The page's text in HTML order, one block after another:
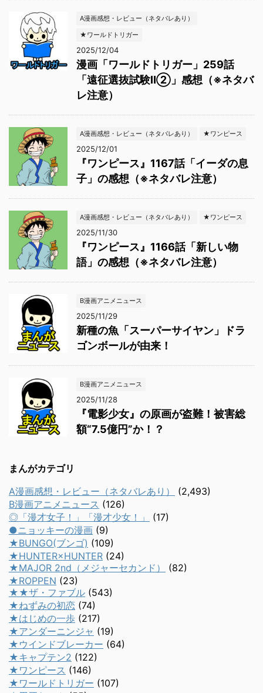
A漫画感想・レビュー（ネタバレあり）
★ワールドトリガー
2025/12/04
漫画「ワールドトリガー」259話
「遠征選抜試験Ⅱ②」感想（※ネタバ
レ注意）
A漫画感想・レビュー（ネタバレあり） ★ワンピース
2025/12/01
『ワンピース』1167話「イーダの息
子」の感想（※ネタバレ注意）
A漫画感想・レビュー（ネタバレあり） ★ワンピース
2025/11/30
『ワンピース』1166話「新しい物
語」の感想（※ネタバレ注意）
B漫画アニメニュース
2025/11/29
新種の魚「スーパーサイヤン」ドラ
ゴンボールが由来！
B漫画アニメニュース
2025/11/28
『電影少女』の原画が盗難！被害総
額“7.5億円”か！？
まんがカテゴリ
A漫画感想・レビュー（ネタバレあり）
(2,493)
B漫画アニメニュース (126)
◎「漫才女子！」「漫才少女！」
(17)
●ニョッキーの漫画 (9)
★BUNGO(ブンゴ) (109)
★HUNTER×HUNTER (24)
★MAJOR 2nd（メジャーセカンド）
(82)
★ROPPEN (23)
★★ザ・ファブル (543)
★ねずみの初恋 (74)
★はじめの一歩 (217)
★アンダーニンジャ (19)
★ウインドブレーカー (64)
★キャプテン2 (122)
★ワンピース (146)
★ワールドトリガー (107)